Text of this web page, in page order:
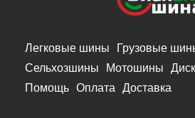
Легковые шины Грузовые
Сельхозшины
Мотошины
Помощь Оплата Доставка